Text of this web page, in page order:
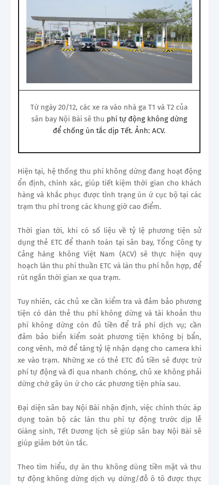
Từ ngày 20/12, các xe ra vào nhà ga T1 và T2 của
sân bay Nội Bài sẽ thu phí tự động không dừng
để chống ùn tắc dịp Tết. Ảnh: ACV.
Hiện tại, hệ thống thu phí không dừng đang hoạt động
ổn định, chính xác, giúp tiết kiệm thời gian cho khách
hàng và khắc phục được tình trạng ùn ứ cục bộ tại các
trạm thu phí trong các khung giờ cao điểm.
Thời gian tới, khi có số liệu về tỷ lệ phương tiện sử
dụng thẻ ETC để thanh toán tại sân bay, Tổng Công ty
Cảng hàng không Việt Nam (ACV) sẽ thực hiện quy
hoạch làn thu phí thuần ETC và làn thu phí hỗn hợp, để
rút ngắn thời gian xe qua trạm.
Tuy nhiên, các chủ xe cần kiểm tra và đảm bảo phương
tiện có dán thẻ thu phí không dừng và tài khoản thu
phí không dừng còn đủ tiền để trả phí dịch vụ; cần
đảm bảo biển kiểm soát phương tiện không bị bẩn,
cong vênh, mờ để tăng tỷ lệ nhận dạng cho camera khi
xe vào trạm. Những xe có thẻ ETC đủ tiền sẽ được trừ
phí tự động và đi qua nhanh chóng, chủ xe không phải
dừng chờ gây ùn ứ cho các phương tiện phía sau.
Đại diện sân bay Nội Bài nhận định, việc chính thức áp
dụng toàn bộ các làn thu phí tự động trước dịp lễ
Giáng sinh, Tết Dương lịch sẽ giúp sân bay Nội Bài sẽ
giúp giảm bớt ùn tắc.
Theo tìm hiểu, dự án thu không dùng tiền mặt và thu
tự động không dừng dịch vụ dừng/đỗ ô tô được thực